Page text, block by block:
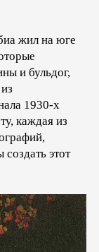
жил на юге
и бульдог,
1930-х
каждая из
этот